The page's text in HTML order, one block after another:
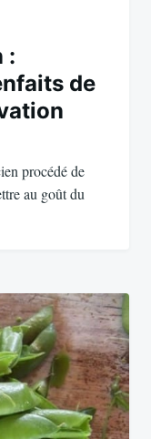
:
de
procédé de
au goût du